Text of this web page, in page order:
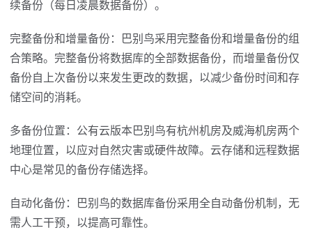
续备份（每日凌晨数据备份）。
完整备份和增量备份：巴别鸟采用完整备份和增量备份的组
合策略。完整备份将数据库的全部数据备份，而增量备份仅
备份自上次备份以来发生更改的数据，以减少备份时间和存
储空间的消耗。
多备份位置：公有云版本巴别鸟有杭州机房及威海机房两个
地理位置，以应对自然灾害或硬件故障。云存储和远程数据
中心是常见的备份存储选择。
自动化备份：巴别鸟的数据库备份采用全自动备份机制，无
需人工干预，以提高可靠性。